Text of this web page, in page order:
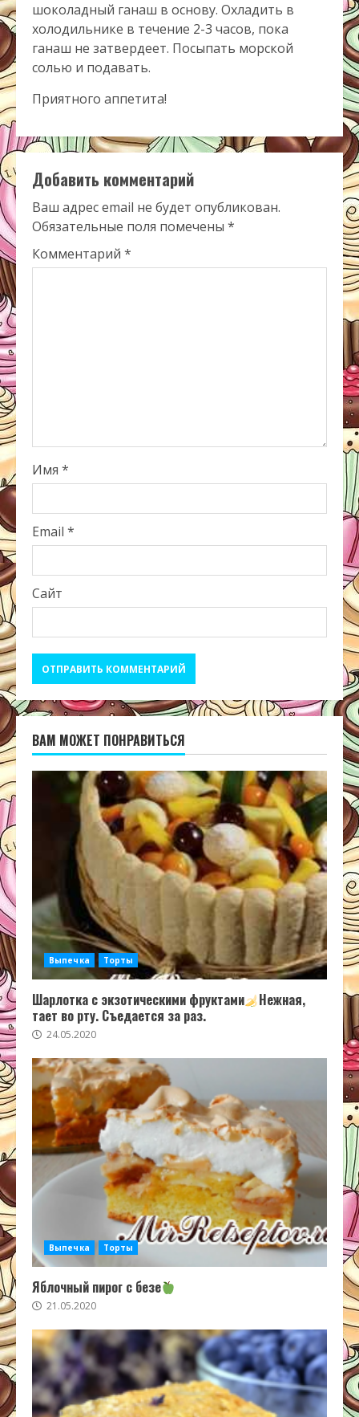
шоколадный ганаш в основу. Охладить в
холодильнике в течение 2-3 часов, пока
ганаш не затвердеет. Посыпать морской
солью и подавать.
Приятного аппетита!
Добавить комментарий
Ваш адрес email не будет опубликован.
Обязательные поля помечены *
Комментарий *
Имя *
Email *
Сайт
ВАМ МОЖЕТ ПОНРАВИТЬСЯ
Выпечка Торты
Шарлотка с экзотическими фруктами
Нежная,
тает во рту. Съедается за раз.
24.05.2020
Выпечка Торты
Яблочный пирог с безе
21.05.2020